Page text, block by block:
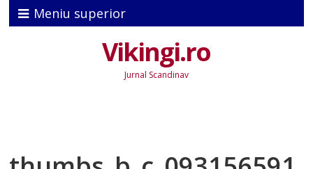
Meniu superior
Vikingi.ro
Jurnal Scandinav